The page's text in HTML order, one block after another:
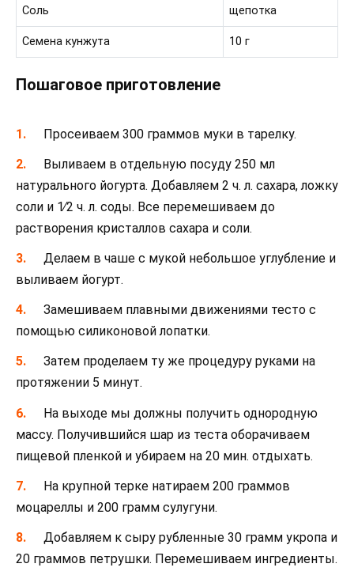
Соль щепотка
Семена кунжута 10 г
Пошаговое приготовление
Просеиваем 300 граммов муки в тарелку.
Выливаем в отдельную посуду 250 мл
натурального йогурта. Добавляем 2 ч. л. сахара, ложку
соли и 1∕2 ч. л. соды. Все перемешиваем до
растворения кристаллов сахара и соли.
Делаем в чаше с мукой небольшое углубление и
выливаем йогурт.
Замешиваем плавными движениями тесто с
помощью силиконовой лопатки.
Затем проделаем ту же процедуру руками на
протяжении 5 минут.
На выходе мы должны получить однородную
массу. Получившийся шар из теста оборачиваем
пищевой пленкой и убираем на 20 мин. отдыхать.
На крупной терке натираем 200 граммов
моцареллы и 200 грамм сулугуни.
Добавляем к сыру рубленные 30 грамм укропа и
20 граммов петрушки. Перемешиваем ингредиенты.